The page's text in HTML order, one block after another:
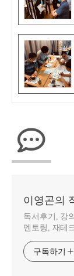
이영곤의
독서후기, 강
멘토링, 재테
구독하기